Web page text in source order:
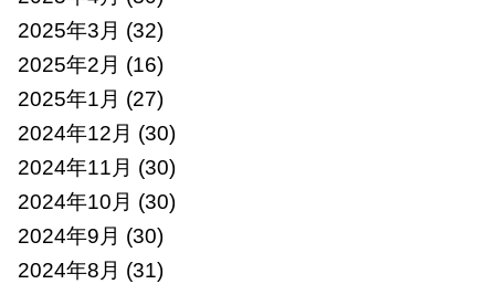
2025年3月 (32)
2025年2月 (16)
2025年1月 (27)
2024年12月 (30)
2024年11月 (30)
2024年10月 (30)
2024年9月 (30)
2024年8月 (31)